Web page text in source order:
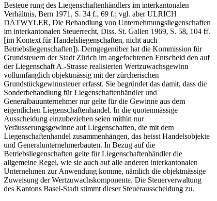
Besteue rung des Liegenschaftenhändlers im interkantonalen
Verhältnis, Bern 1971, S. 34 f., 69 f.; vgl. aber ULRICH
DÄTWYLER, Die Behandlung von Unternehmungsliegenschaften
im interkantonalen Steuerrecht, Diss. St. Gallen 1969, S. 58, 104 ff.
[im Kontext für Handelsliegenschaften, nicht auch
Betriebsliegenschaften]). Demgegenüber hat die Kommission für
Grundsteuern der Stadt Zürich im angefochtenen Entscheid den auf
der Liegenschaft A.-Strasse realisierten Wertzuwachsgewinn
vollumfänglich objektmässig mit der zürcherischen
Grundstückgewinnsteuer erfasst. Sie begründet das damit, dass die
Sonderbehandlung für Liegenschaftenhändler und
Generalbauunternehmer nur gelte für die Gewinne aus dem
eigentlichen Liegenschaftenhandel. In die quotenmässige
Ausscheidung einzubeziehen seien mithin nur
Veräusserungsgewinne auf Liegenschaften, die mit dem
Liegenschaftenhandel zusammenhängen, das heisst Handelsobjekte
und Generalunternehmerbauten. In Bezug auf die
Betriebsliegenschaften gelte für Liegenschaftenhändler die
allgemeine Regel, wie sie auch auf alle anderen interkantonalen
Unternehmen zur Anwendung komme, nämlich die objektmässige
Zuweisung der Wertzuwachskomponente. Die Steuerverwaltung
des Kantons Basel-Stadt stimmt dieser Steuerausscheidung zu.